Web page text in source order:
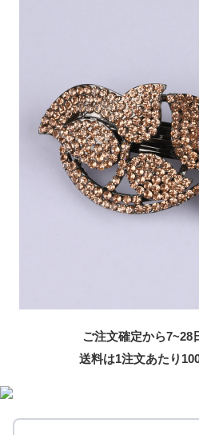
ご注文確定から7~28
送料は1注文あたり